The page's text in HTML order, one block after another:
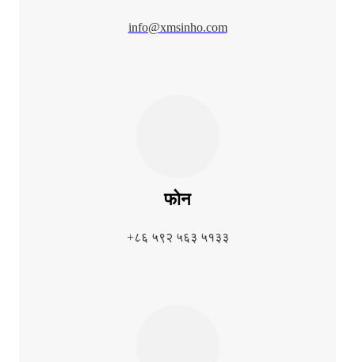
info@xmsinho.com
फोन
+८६ ५९२ ५६३ ५१३३